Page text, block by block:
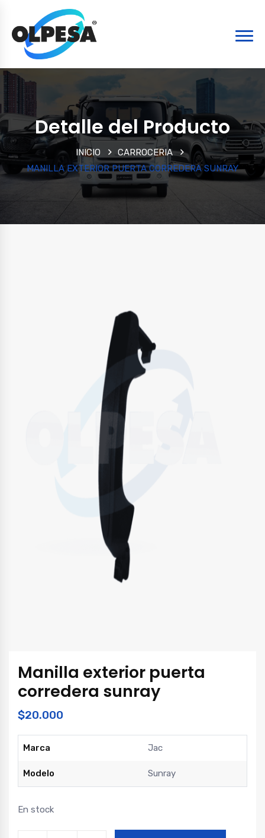
Detalle del Producto
INICIO
CARROCERIA
MANILLA EXTERIOR PUERTA CORREDERA SUNRAY
Manilla exterior puerta
corredera sunray
$20.000
Marca Jac
Modelo Sunray
En stock